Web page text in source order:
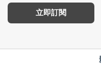
立即訂閱